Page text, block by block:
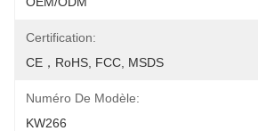
Certification:
CE，RoHS, FCC, MSDS
Numéro De Modèle:
KW266